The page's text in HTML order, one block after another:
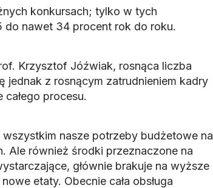
konkursach; tylko w tych
nawet 34 procent rok do roku.
Krzysztof Jóźwiak, rosnąca liczba
jednak z rosnącym zatrudnieniem kadry
procesu.
nasze potrzeby budżetowe na
Ale również środki przeznaczone na
głównie brakuje na wyższe
etaty. Obecnie cała obsługa